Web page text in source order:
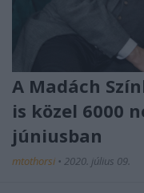
A Madách
is közel 6000
júniusban
mtothorsi • 2020. július 09.